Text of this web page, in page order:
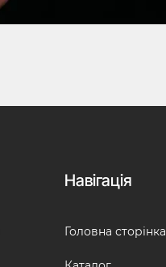
Навігація
Головна сторінка